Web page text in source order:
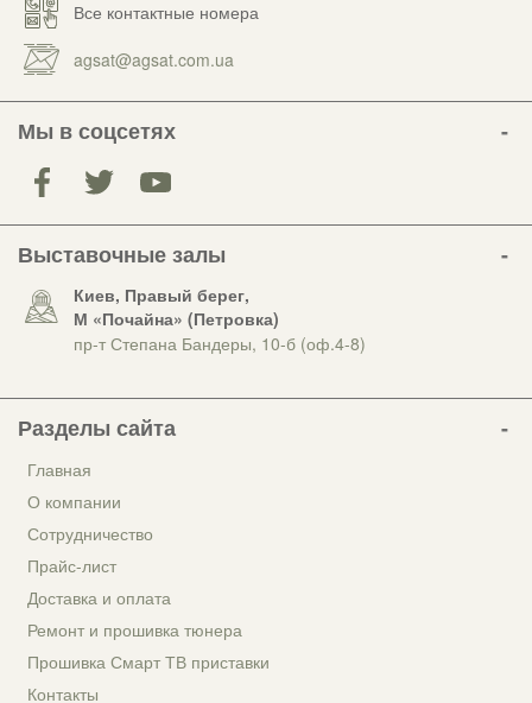
Все контактные номера
agsat@agsat.com.ua
Мы в соцсетях
Выставочные залы
Киев, Правый берег,
М «Почайна» (Петровка)
пр-т Степана Бандеры, 10-б (оф.4-8)
Разделы сайта
Главная
О компании
Сотрудничество
Прайс-лист
Доставка и оплата
Ремонт и прошивка тюнера
Прошивка Смарт ТВ приставки
Контакты